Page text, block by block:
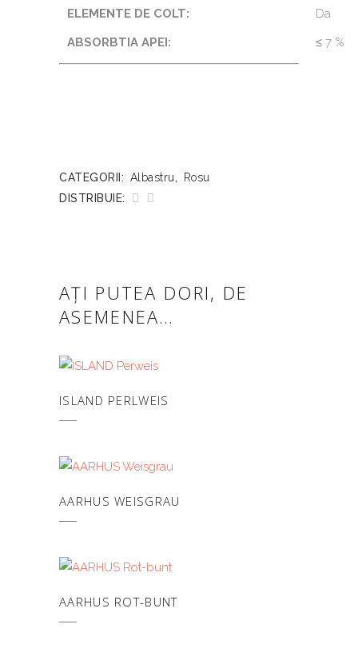
ELEMENTE DE COLT:
Da
ABSORBTIA APEI:
≤ 7 %
CATEGORII: Albastru,
Rosu
DISTRIBUIE:
AȚI PUTEA DORI, DE
ASEMENEA…
ISLAND PERLWEIS
AARHUS WEISGRAU
AARHUS ROT-BUNT